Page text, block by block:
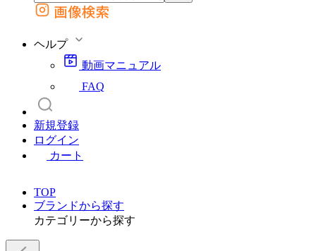
外部サイトの商品をカートに追加
画像検索
ヘルプ
動画マニュアル
FAQ
新規登録
ログイン
カート
TOP
ブランドから探す
カテゴリーから探す